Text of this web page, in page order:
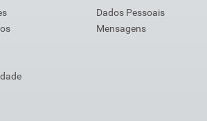
Dados Pessoais
Mensagens